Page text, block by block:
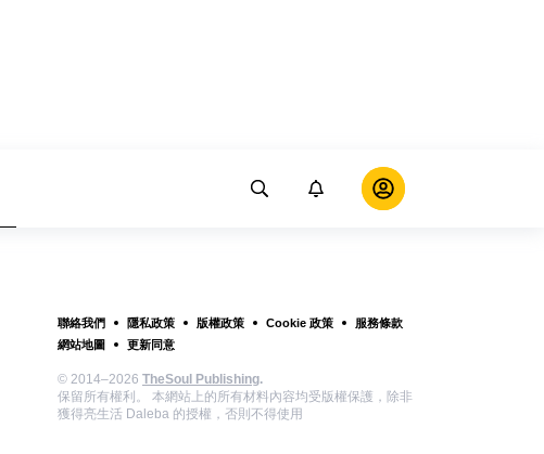
聯絡我們 隱私政策 版權政策 Cookie 政策
服務條款
網站地圖
更新同意
© 2014–2026 TheSoul Publishing.
保留所有權利。 本網站上的所有材料內容均受版權保護，除非
獲得亮生活 Daleba 的授權，否則不得使用